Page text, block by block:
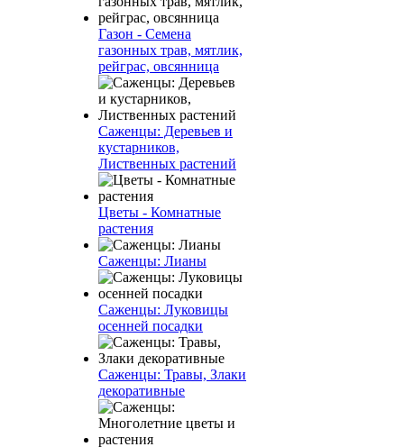
Газон - Семена
газонных трав, мятлик,
рейграс, овсянница
Саженцы: Деревьев и
кустарников,
Лиственных растений
Цветы - Комнатные
растения
Саженцы: Лианы
Саженцы: Луковицы
осенней посадки
Саженцы: Травы, Злаки
декоративные